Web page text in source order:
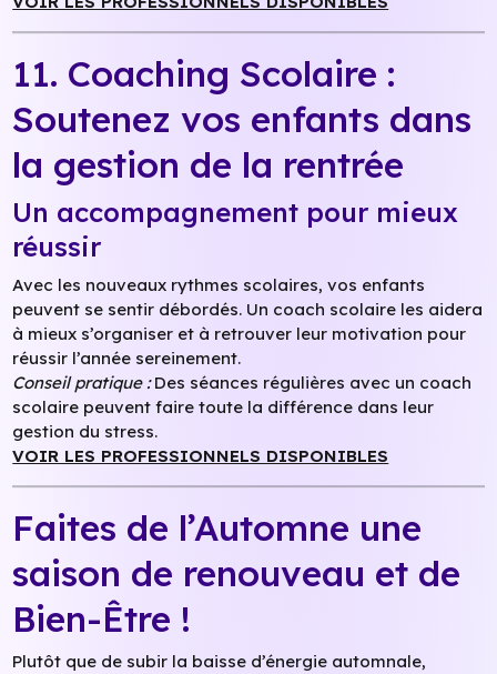
11. Coaching Scolaire :
Soutenez vos enfants dans
la gestion de la rentrée
Un accompagnement pour mieux
réussir
Avec les nouveaux rythmes scolaires, vos enfants
peuvent se sentir débordés. Un coach scolaire les aidera
à mieux s’organiser et à retrouver leur motivation pour
réussir l’année sereinement.
Conseil pratique :Des séances régulières avec un coach
scolaire peuvent faire toute la différence dans leur
gestion du stress.
VOIR LES PROFESSIONNELS DISPONIBLES
Faites de l’Automne une
saison de renouveau et de
Bien-Être !
Plutôt que de subir la baisse d’énergie automnale,